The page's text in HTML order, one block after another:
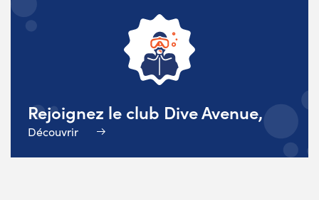
Rejoignez le club Dive Avenue,
Découvrir